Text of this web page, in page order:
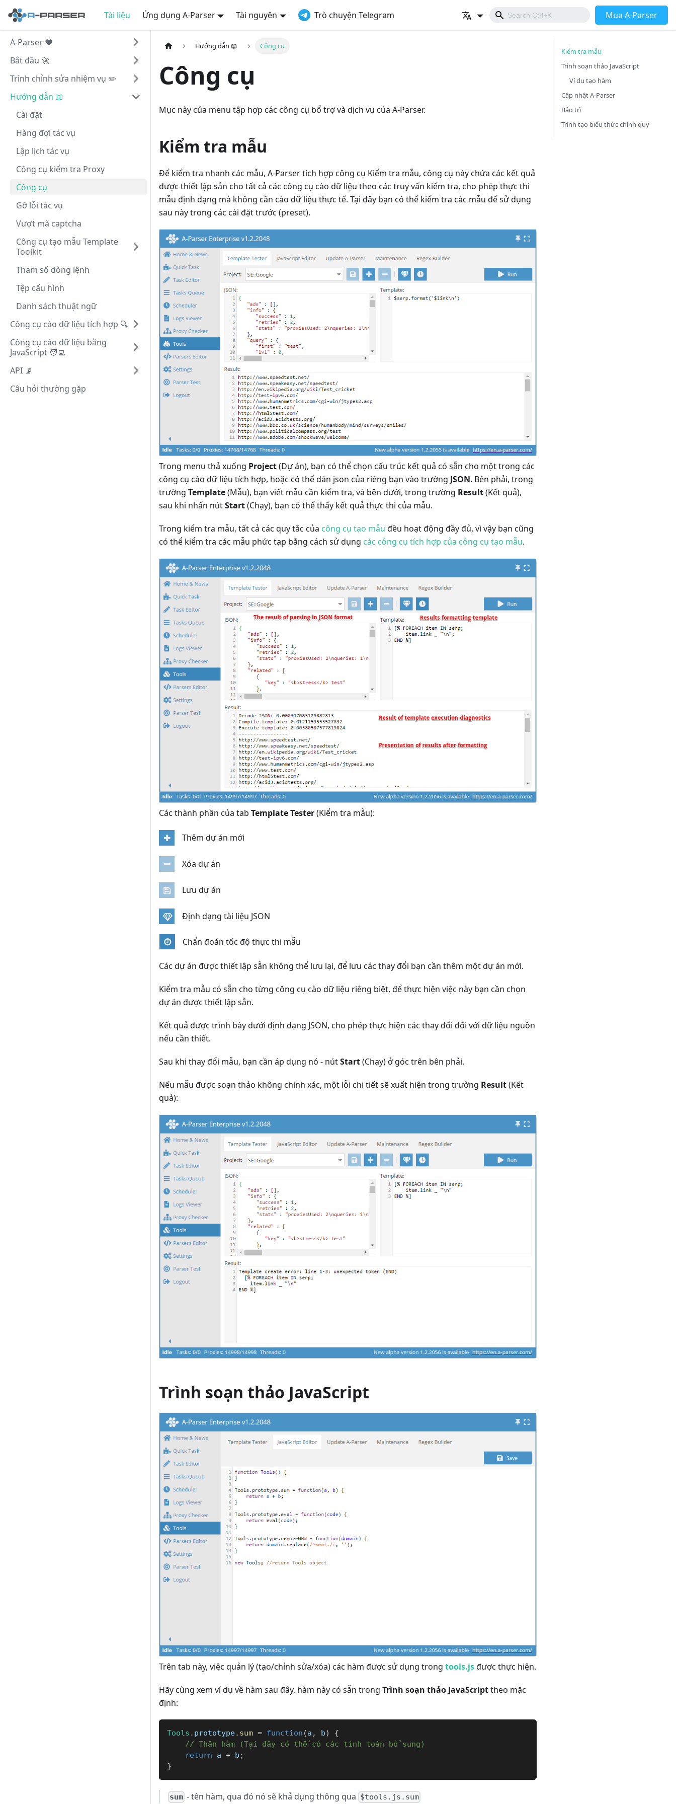
Tài liệu Ứng dụng A-Parser Tài nguyên Trò chuyện Telegram Mua A-Parser
A-Parser ❤️
Bắt đầu 🚀
Trình chỉnh sửa nhiệm vụ ✏️
Hướng dẫn 📖
Cài đặt
Hàng đợi tác vụ
Lập lịch tác vụ
Công cụ kiểm tra Proxy
Công cụ
Gỡ lỗi tác vụ
Vượt mã captcha
Công cụ tạo mẫu Template
Toolkit
Tham số dòng lệnh
Tệp cấu hình
Danh sách thuật ngữ
Công cụ cào dữ liệu tích hợp 🔍
Công cụ cào dữ liệu bằng
JavaScript 🧑‍💻
API 📡
Câu hỏi thường gặp
Hướng dẫn 📖 Công cụ
Công cụ
Mục này của menu tập hợp các công cụ bổ trợ và dịch vụ của A-Parser.
Kiểm tra mẫu
Để kiểm tra nhanh các mẫu, A-Parser tích hợp công cụ Kiểm tra mẫu, công cụ này chứa các kết quả
được thiết lập sẵn cho tất cả các công cụ cào dữ liệu theo các truy vấn kiểm tra, cho phép thực thi
mẫu định dạng mà không cần cào dữ liệu thực tế. Tại đây bạn có thể kiểm tra các mẫu để sử dụng
sau này trong các cài đặt trước (preset).
Trong menu thả xuống Project(Dự án), bạn có thể chọn cấu trúc kết quả có sẵn cho một trong các
công cụ cào dữ liệu tích hợp, hoặc có thể dán json của riêng bạn vào trường JSON. Bên phải, trong
trường Template(Mẫu), bạn viết mẫu cần kiểm tra, và bên dưới, trong trường Result(Kết quả),
sau khi nhấn nútStart(Chạy), bạn có thể thấy kết quả thực thi của mẫu.
Trong kiểm tra mẫu, tất cả các quy tắc của công cụ tạo mẫu đều hoạt động đầy đủ, vì vậy bạn cũng
có thể kiểm tra các mẫu phức tạp bằng cách sử dụng các công cụ tích hợp của công cụ tạo mẫu.
Các thành phần của tab Template Tester(Kiểm tra mẫu):
Thêm dự án mới
Xóa dự án
Lưu dự án
Định dạng tài liệu JSON
Chẩn đoán tốc độ thực thi mẫu
Các dự án được thiết lập sẵn không thể lưu lại, để lưu các thay đổi bạn cần thêm một dự án mới.
Kiểm tra mẫu có sẵn cho từng công cụ cào dữ liệu riêng biệt, để thực hiện việc này bạn cần chọn
dự án được thiết lập sẵn.
Kết quả được trình bày dưới định dạng JSON, cho phép thực hiện các thay đổi đối với dữ liệu nguồn
nếu cần thiết.
Sau khi thay đổi mẫu, bạn cần áp dụng nó - nútStart(Chạy) ở góc trên bên phải.
Nếu mẫu được soạn thảo không chính xác, một lỗi chi tiết sẽ xuất hiện trong trường Result(Kết
quả):
Trình soạn thảo JavaScript
Trên tab này, việc quản lý (tạo/chỉnh sửa/xóa) các hàm được sử dụng trong tools.jsđược thực hiện.
Hãy cùng xem ví dụ về hàm sau đây, hàm này có sẵn trong Trình soạn thảo JavaScripttheo mặc
định:
Tools . prototype. sum = function (a , b)
{
// Thân hàm (Tại đây có thể có các tính toán bổ sung)
return a + b ;
}
sum - tên hàm, qua đó nó sẽ khả dụng thông qua $tools.js.sum
Kiểm tra mẫu
Trình soạn thảo JavaScript
Ví dụ tạo hàm
Cập nhật A-Parser
Bảo trì
Trình tạo biểu thức chính quy